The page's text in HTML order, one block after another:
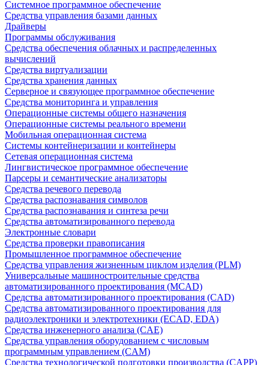
Системное программное обеспечение
Средства управления базами данных
Драйверы
Программы обслуживания
Средства обеспечения облачных и распределенных
вычислений
Средства виртуализации
Средства хранения данных
Серверное и связующее программное обеспечение
Средства мониторинга и управления
Операционные системы общего назначения
Операционные системы реального времени
Мобильная операционная система
Системы контейнеризации и контейнеры
Сетевая операционная система
Лингвистическое программное обеспечение
Парсеры и семантические анализаторы
Средства речевого перевода
Средства распознавания символов
Средства распознавания и синтеза речи
Средства автоматизированного перевода
Электронные словари
Средства проверки правописания
Промышленное программное обеспечение
Средства управления жизненным циклом изделия (PLM)
Универсальные машиностроительные средства
автоматизированного проектирования (MCAD)
Средства автоматизированного проектирования (CAD)
Средства автоматизированного проектирования для
радиоэлектроники и электротехники (ECAD, EDA)
Средства инженерного анализа (CAE)
Средства управления оборудованием с числовым
программным управлением (CAM)
Средства технологической подготовки производства (CAPP)